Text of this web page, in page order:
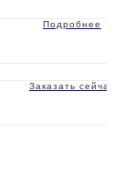
Подробнее
Заказать сейчас